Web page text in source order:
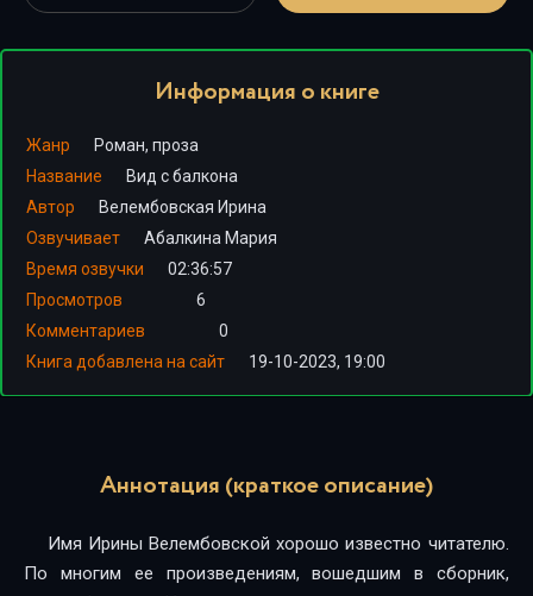
Информация о книге
Жанр
Роман, проза
Название
Вид с балкона
Автор
Велембовская Ирина
Озвучивает
Абалкина Мария
Время озвучки
02:36:57
Просмотров
6
Комментариев
0
Книга добавлена на сайт
19-10-2023, 19:00
Аннотация (краткое описание)
Имя Ирины Велембовской хорошо известно читателю.
По многим ее произведениям, вошедшим в сборник,